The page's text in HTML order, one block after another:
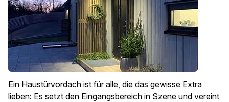
Ein Haustürvordach ist für alle, die das gewisse Extra
lieben: Es setzt den Eingangsbereich in Szene und vereint